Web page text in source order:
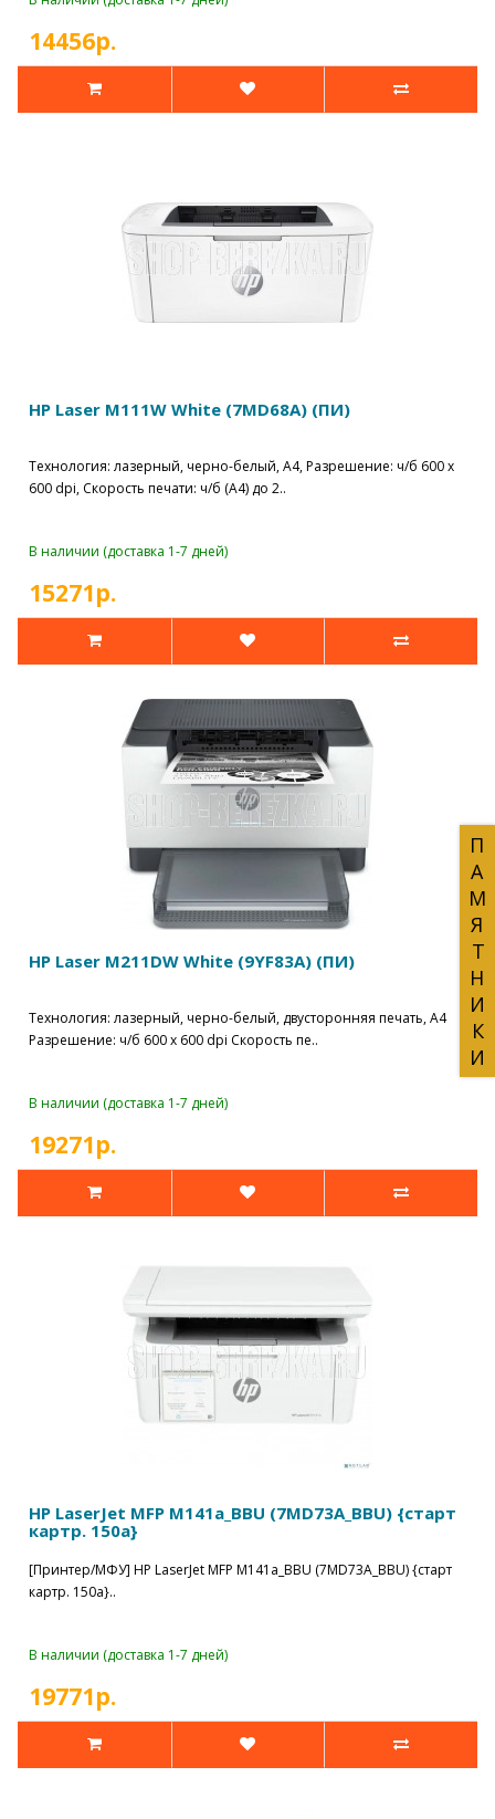
ПАМЯТНИКИ
14456р.
HP Laser M111W White (7MD68A) (ПИ)
Технология: лазерный, черно-белый, A4, Разрешение: ч/б 600 x
600 dpi, Скорость печати: ч/б (A4) до 2..
В наличии (доставка 1-7 дней)
15271р.
HP Laser M211DW White (9YF83A) (ПИ)
Технология: лазерный, черно-белый, двусторонняя печать, A4
Разрешение: ч/б 600 x 600 dpi Скорость пе..
В наличии (доставка 1-7 дней)
19271р.
HP LaserJet MFP M141a_BBU (7MD73A_BBU) {старт
картр. 150a}
[Принтер/МФУ] HP LaserJet MFP M141a_BBU (7MD73A_BBU) {старт
картр. 150a}..
В наличии (доставка 1-7 дней)
19771р.